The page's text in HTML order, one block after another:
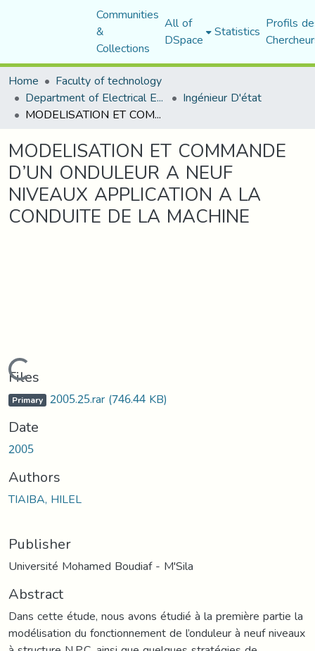
Communities
&
Collections
All of
DSpace Statistics Profils
Home
Faculty of technology
Department of Electrical Engineering Ingénieur D'état
MODELISATION ET COMMANDE D’UN ONDULEUR A NEUF NIVEAUX APPLICATION A LA CONDUITE DE LA MACHINE
MODELISATION ET COMMANDE
D’UN ONDULEUR A NEUF
NIVEAUX APPLICATION A LA
CONDUITE DE LA MACHINE
Loading...
Files
Primary 2005.25.rar(746.44 KB)
Date
2005
Authors
TIAIBA, HILEL
Publisher
Université Mohamed Boudiaf - M'Sila
Abstract
Dans cette étude, nous avons étudié à la première partie la
modélisation du fonctionnement de l’onduleur à neuf niveaux